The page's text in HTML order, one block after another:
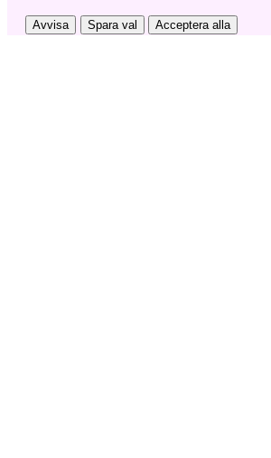
Avvisa Spara val Acceptera alla